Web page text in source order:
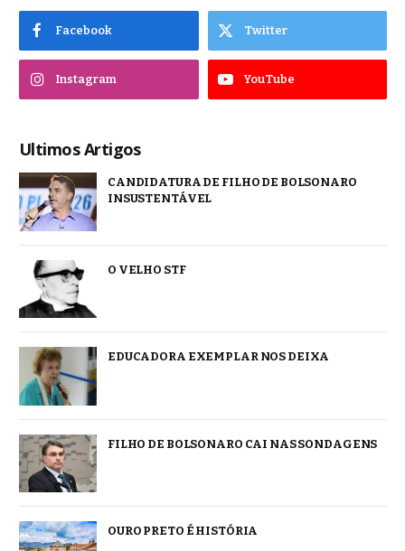
Facebook Twitter
Instagram YouTube
Ultimos Artigos
CANDIDATURA DE FILHO DE BOLSONARO
INSUSTENTÁVEL
O VELHO STF
EDUCADORA EXEMPLAR NOS DEIXA
FILHO DE BOLSONARO CAI NAS SONDAGENS
OURO PRETO É HISTÓRIA